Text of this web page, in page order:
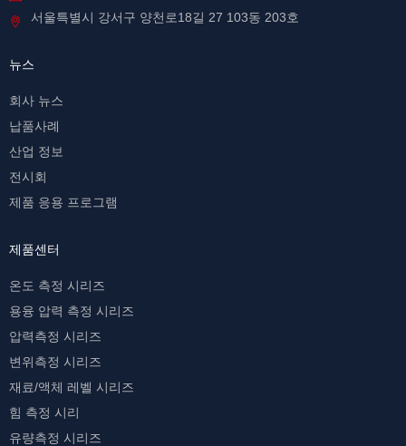
서울특별시 강서구 양천로18길 27 103동 203호
뉴스
회사 뉴스
납품사례
산업 정보
전시회
제품 응용 프로그램
제품센터
온도 측정 시리즈
용융 압력 측정 시리즈
압력측정 시리즈
변위측정 시리즈
재료/액체 레벨 시리즈
힘 측정 시리
유량측정 시리즈